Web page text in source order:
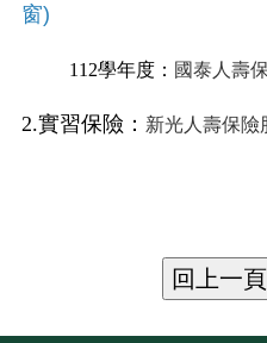
窗)
112學年度： 國泰人壽
2.實習保險： 新光人壽保險